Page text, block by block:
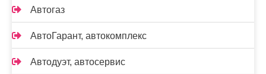
Автогаз
АвтоГарант, автокомплекс
Автодуэт, автосервис